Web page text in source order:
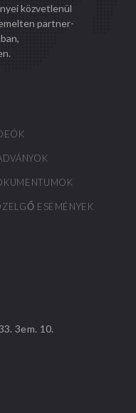
közvetlenül
partner-
ESEMÉNYEK
3em. 10.